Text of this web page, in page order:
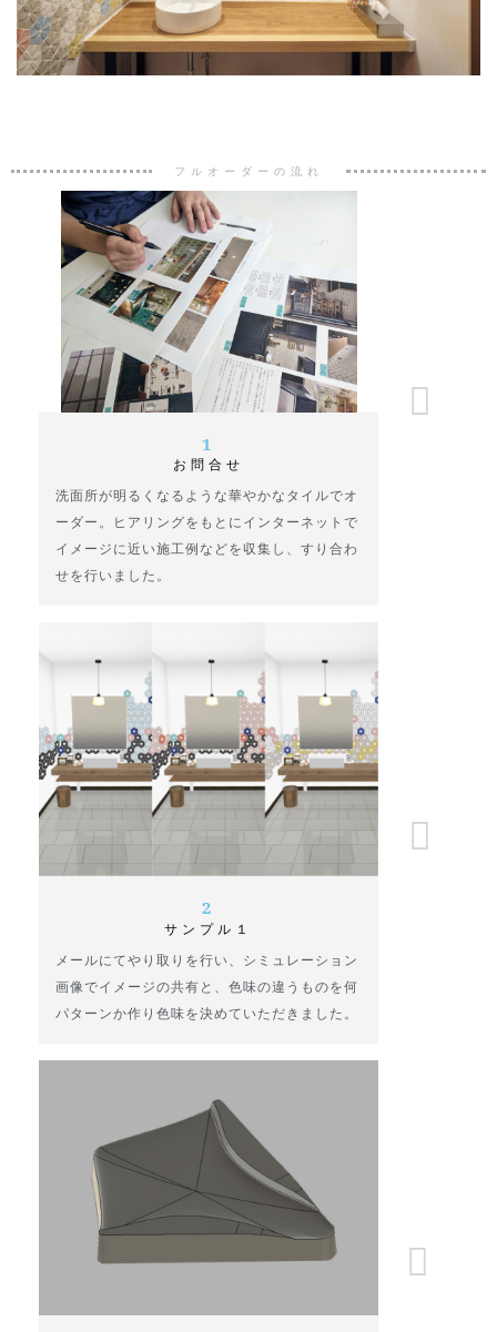
フルオーダーの流れ
1
お問合せ
洗面所が明るくなるような華やかなタイルでオ
ーダー。ヒアリングをもとにインターネットで
イメージに近い施工例などを収集し、すり合わ
せを行いました。
2
サンプル１
メールにてやり取りを行い、シミュレーション
画像でイメージの共有と、色味の違うものを何
パターンか作り色味を決めていただきました。